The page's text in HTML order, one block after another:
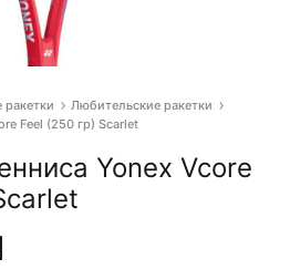
ракетки
Любительские ракетки
Feel (250 гр) Scarlet
Yonex Vcore